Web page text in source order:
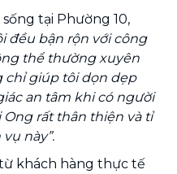
tại Phường 10,
đều bận rộn với công
thể thường xuyên
chỉ giúp tôi dọn dẹp
an tâm khi có người
rất thân thiện và tỉ
này”.
khách hàng thực tế